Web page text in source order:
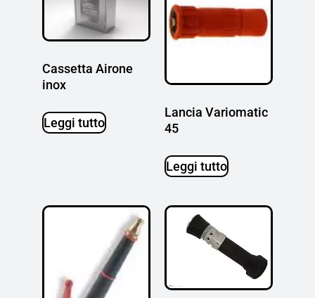
Cassetta Airone
inox
Leggi tutto
Lancia Variomatic
45
Leggi tutto